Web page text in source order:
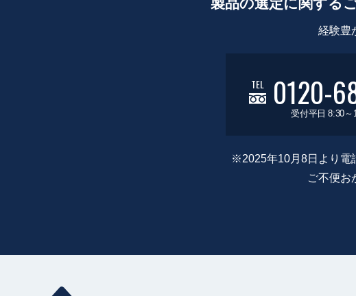
経験豊
TEL 0120-
受付平日 8:30～
※2025年10月8日より電
ご不便お